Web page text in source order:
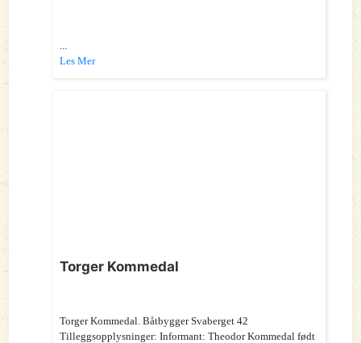
Les Mer
Torger Kommedal
Torger Kommedal. Båtbygger Svaberget 42
Tilleggsopplysninger: Informant: Theodor Kommedal født